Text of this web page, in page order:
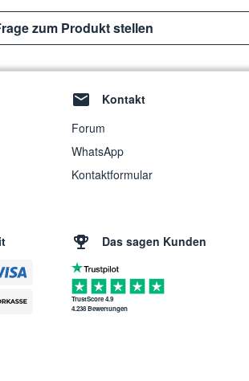
zum Produkt stellen
Kontakt
Forum
WhatsApp
Kontaktformular
Das sagen Kunden
TrustScore 4.9
4.238 Bewertungen